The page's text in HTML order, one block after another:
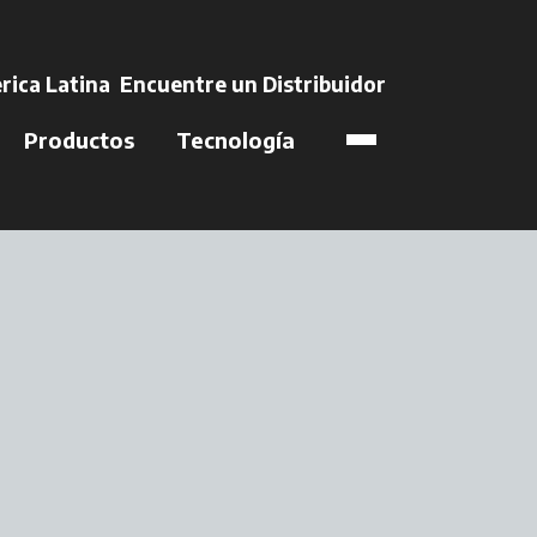
en una pestaña
Latina Encuentre un Distribuidor
Productos Tecnología